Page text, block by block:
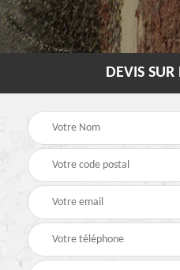
DEVIS